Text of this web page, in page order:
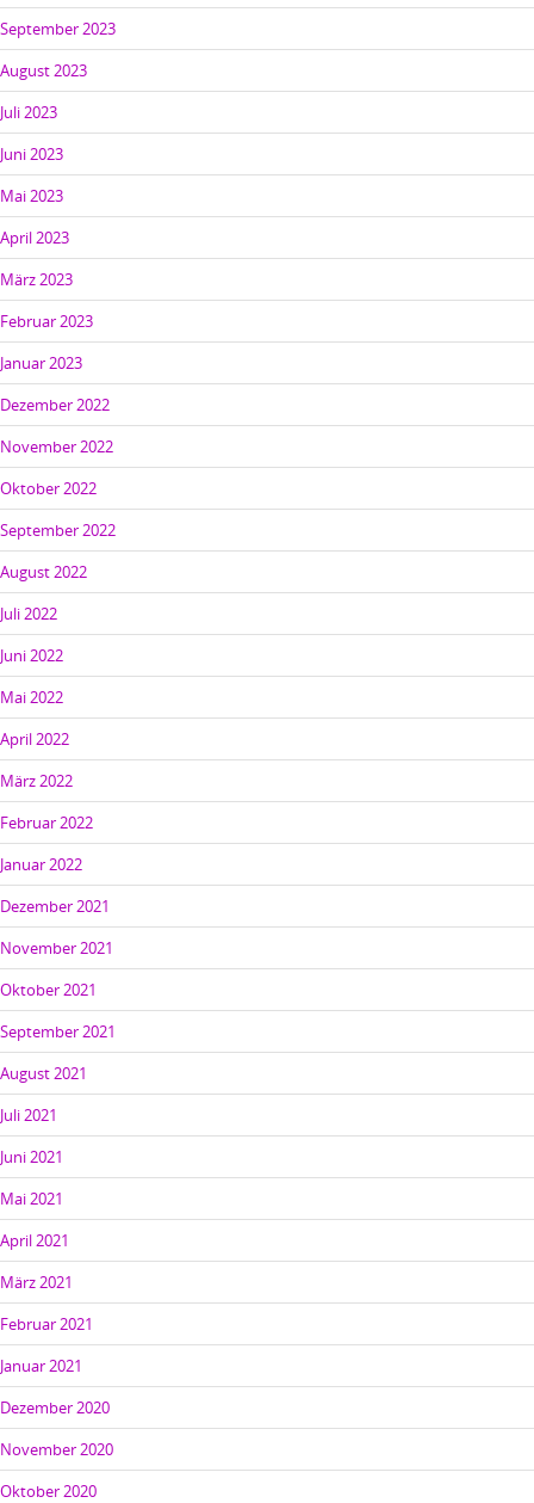
September 2023
August 2023
Juli 2023
Juni 2023
Mai 2023
April 2023
März 2023
Februar 2023
Januar 2023
Dezember 2022
November 2022
Oktober 2022
September 2022
August 2022
Juli 2022
Juni 2022
Mai 2022
April 2022
März 2022
Februar 2022
Januar 2022
Dezember 2021
November 2021
Oktober 2021
September 2021
August 2021
Juli 2021
Juni 2021
Mai 2021
April 2021
März 2021
Februar 2021
Januar 2021
Dezember 2020
November 2020
Oktober 2020